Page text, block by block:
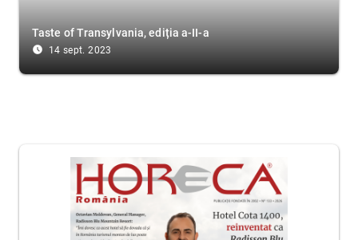
Taste of Transylvania, ediția a-II-a
access_time_filled 14 sept. 2023